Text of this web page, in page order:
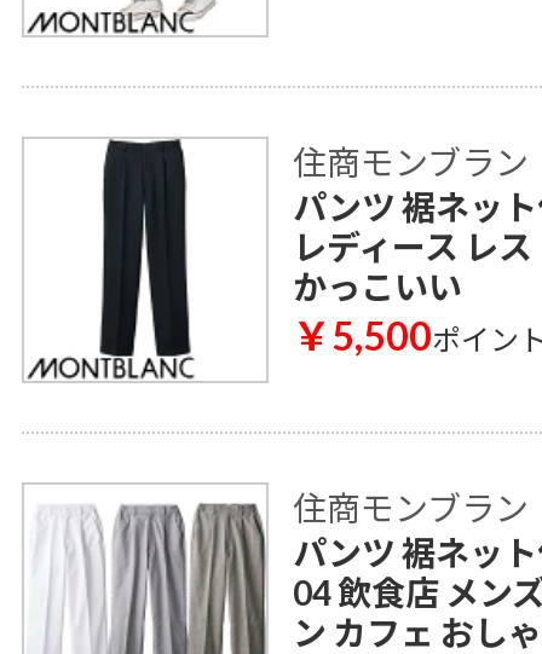
住商モンブラン
パンツ 裾ネッ
レディース レ
かっこいい
￥5,500ポイン
住商モンブラン
パンツ 裾ネッ
04 飲食店 メン
ン カフェ おし